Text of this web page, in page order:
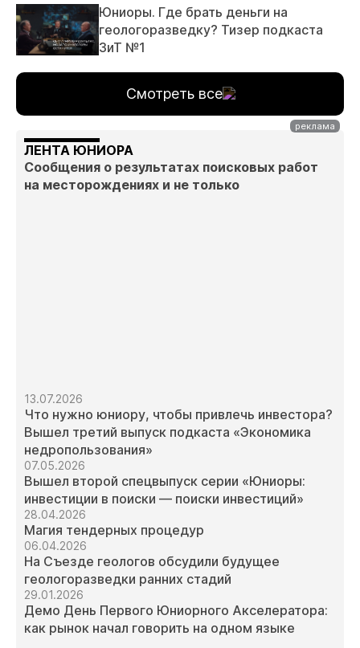
Юниоры. Где брать деньги на
геологоразведку? Тизер подкаста
ЗиТ №1
Смотреть все
ЛЕНТА ЮНИОРА
Сообщения о результатах поисковых работ
на месторождениях и не только
13.07.2026
Что нужно юниору, чтобы привлечь инвестора?
Вышел третий выпуск подкаста «Экономика
недропользования»
07.05.2026
Вышел второй спецвыпуск серии «Юниоры:
инвестиции в поиски — поиски инвестиций»
28.04.2026
Магия тендерных процедур
06.04.2026
На Съезде геологов обсудили будущее
геологоразведки ранних стадий
29.01.2026
Демо День Первого Юниорного Акселератора:
как рынок начал говорить на одном языке